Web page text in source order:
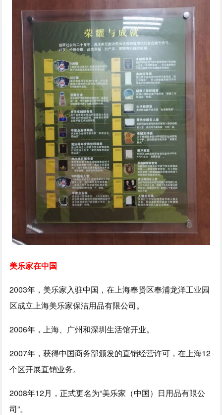
美乐家在中国
2003年，美乐家入驻中国，在上海奉贤区奉浦龙洋工业园
区成立上海美乐家保洁用品有限公司。
2006年，上海、广州和深圳生活馆开业。
2007年，获得中国商务部颁发的直销经营许可，在上海12
个区开展直销业务。
2008年12月，正式更名为“美乐家（中国）日用品有限公
司”。